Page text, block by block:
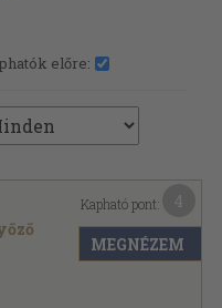
előre:
Kapható pont:
MEGNÉZEM